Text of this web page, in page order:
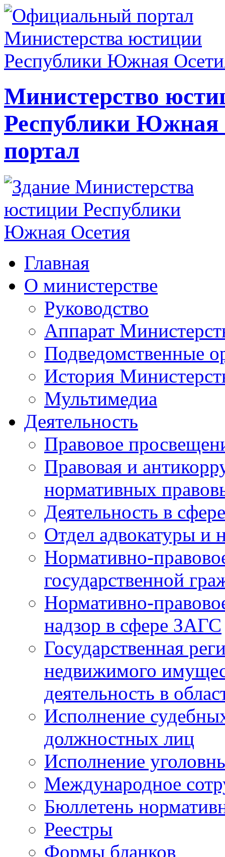
Министерство
Республики
портал
Главная
О министерстве
Руководство
Аппарат
Подведомственные
История
Мультимедиа
Деятельность
Правовое
Правовая и
нормативных
Деятельность в
Отдел адвокатуры и
Нормативно-
государственной
Нормативно-
надзор в сфере ЗАГС
Государственная
недвижимого
деятельность в
Исполнение
должностных лиц
Исполнение
Международное
Бюллетень
Реестры
Формы бланков